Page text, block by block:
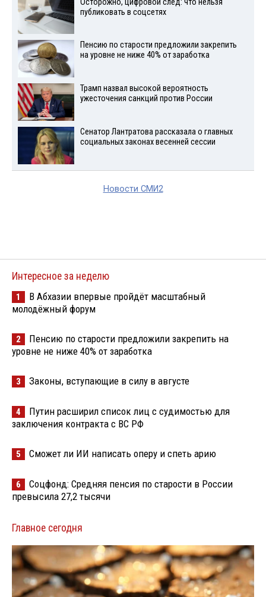
публиковать в соцсетях
Пенсию по старости предложили закрепить
на уровне не ниже 40% от заработка
Трамп назвал высокой вероятность
ужесточения санкций против России
Сенатор Лантратова рассказала о главных
социальных законах весенней сессии
Новости СМИ2
Интересное за неделю
1
В Абхазии впервые пройдёт масштабный
молодёжный форум
2
Пенсию по старости предложили закрепить на
уровне не ниже 40% от заработка
3 Законы, вступающие в силу в августе
4
Путин расширил список лиц с судимостью для
заключения контракта с ВС РФ
5 Сможет ли ИИ написать оперу и спеть арию
6
Соцфонд: Средняя пенсия по старости в России
превысила 27,2 тысячи
Главное сегодня